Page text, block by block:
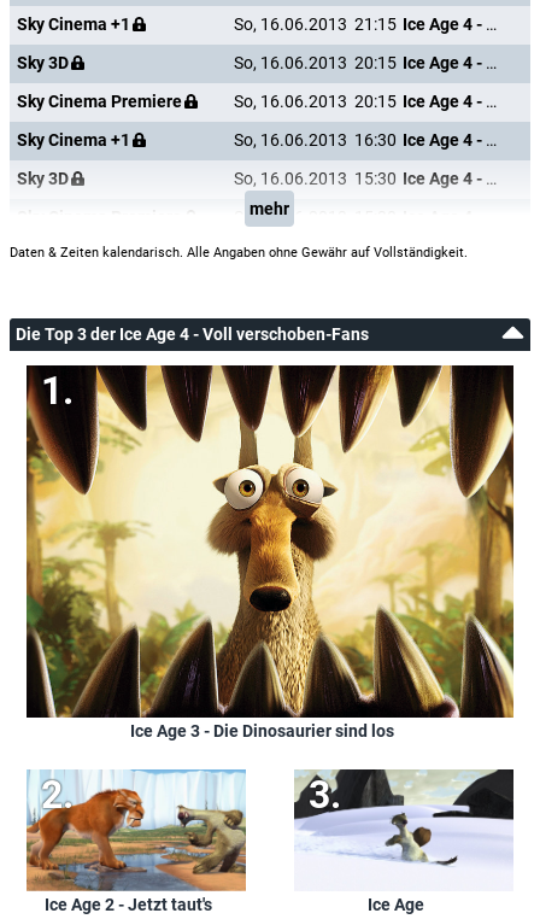
Sky Cinema +1
So, 16.06.2013 21:15
Ice Age 4 - Voll verschoben
Sky 3D
So, 16.06.2013 20:15
Ice Age 4 - Voll verschoben
Sky Cinema Premiere
So, 16.06.2013 20:15
Ice Age 4 - Voll verschoben
Sky Cinema +1
So, 16.06.2013 16:30
Ice Age 4 - Voll verschoben
Sky 3D
So, 16.06.2013 15:30
Ice Age 4 - Voll verschoben
So, 16.06.2013
mehr
Daten & Zeiten kalendarisch. Alle Angaben ohne Gewähr auf Vollständigkeit.
Die Top 3 der Ice Age 4 - Voll verschoben-Fans
Ice Age 3 - Die Dinosaurier sind los
Ice Age 2 - Jetzt taut's Ice Age